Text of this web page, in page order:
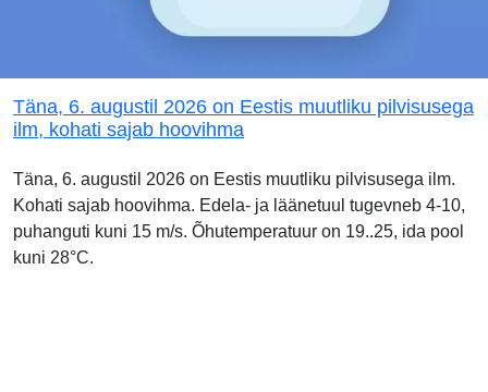
Täna, 6. augustil 2026 on Eestis muutliku pilvisusega
ilm, kohati sajab hoovihma
Täna, 6. augustil 2026 on Eestis muutliku pilvisusega ilm.
Kohati sajab hoovihma. Edela- ja läänetuul tugevneb 4-10,
puhanguti kuni 15 m/s. Õhutemperatuur on 19..25, ida pool
kuni 28°C.